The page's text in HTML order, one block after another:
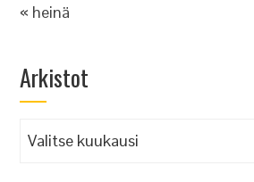
« heinä
Arkistot
Arkistot